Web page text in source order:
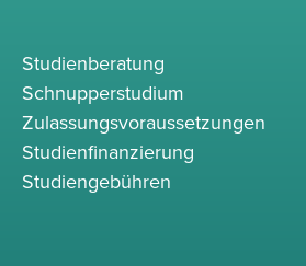
Studienberatung
Schnupperstudium
Zulassungsvoraussetzungen
Studienfinanzierung
Studiengebühren